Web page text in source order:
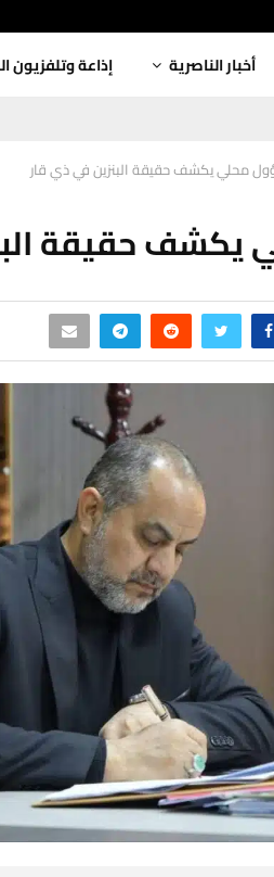
أخبار الناصرية إذاعة وتلفزيون
محلي يكشف حقيقة البنزين في ذي قار
حقيقة